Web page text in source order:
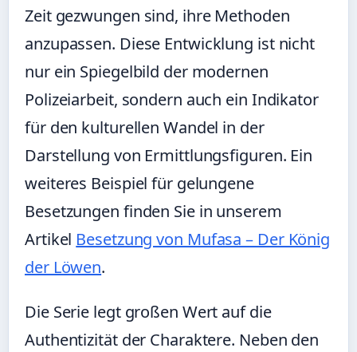
Zeit gezwungen sind, ihre Methoden
anzupassen. Diese Entwicklung ist nicht
nur ein Spiegelbild der modernen
Polizeiarbeit, sondern auch ein Indikator
für den kulturellen Wandel in der
Darstellung von Ermittlungsfiguren. Ein
weiteres Beispiel für gelungene
Besetzungen finden Sie in unserem
Artikel Besetzung von Mufasa – Der König
der Löwen.
Die Serie legt großen Wert auf die
Authentizität der Charaktere. Neben den